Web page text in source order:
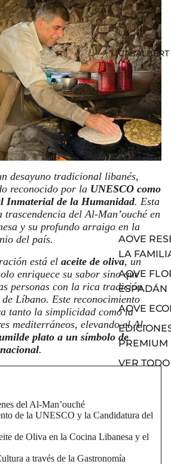
AOVE
LA
AOVE
ESPADÁN
AOVE
PREMIUM
VER TODO
desayuno tradicional libanés,
reconocido por la UNESCO como
Inmaterial de la Humanidad. Esta
del Al-Man’ouché en
y su profundo arraigo en la
del país.
está el aceite de oliva, un
enriquece su sabor sino que
personas con la rica tradición
Líbano. Este reconocimiento
tanto la simplicidad como la
mediterráneos, elevando el Al-
plato a un símbolo de
.
del Al-Man’ouché
de la UNESCO y la Candidatura del
de Oliva en la Cocina Libanesa y el
a través de la Gastronomía